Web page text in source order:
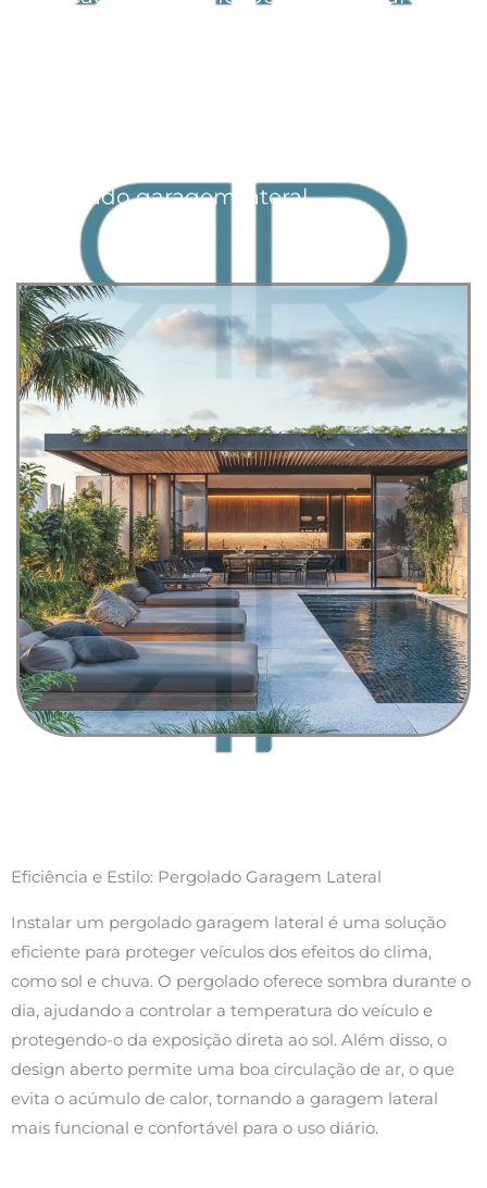
pergolado garagem lateral.
Eficiência e Estilo: Pergolado Garagem Lateral
Instalar um pergolado garagem lateral é uma solução
eficiente para proteger veículos dos efeitos do clima,
como sol e chuva. O pergolado oferece sombra durante o
dia, ajudando a controlar a temperatura do veículo e
protegendo-o da exposição direta ao sol. Além disso, o
design aberto permite uma boa circulação de ar, o que
evita o acúmulo de calor, tornando a garagem lateral
mais funcional e confortável para o uso diário.